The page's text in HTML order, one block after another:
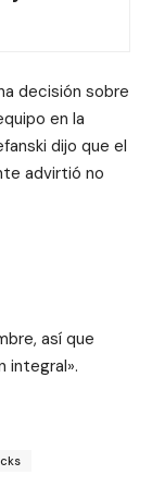
decisión sobre
en la
dijo que el
advirtió no
así que
integral».